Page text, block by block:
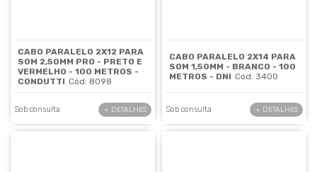
CABO PARALELO 2X12 PARA
SOM 2,50MM PRO - PRETO E
VERMELHO - 100 METROS -
CONDUTTI Cód: 8098
Sob consulta + DETALHES
CABO PARALELO 2X14 PARA
SOM 1,50MM - BRANCO - 100
METROS - DNI Cód: 3400
Sob consulta + DETALHES